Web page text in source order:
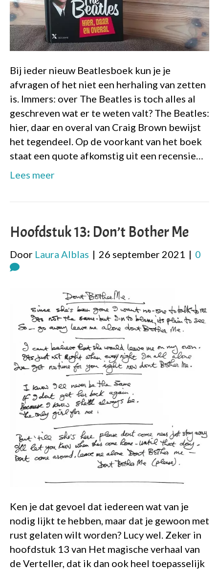
Bij ieder nieuw Beatlesboek kun je je
afvragen of het niet een herhaling van zetten
is. Immers: over The Beatles is toch alles al
geschreven wat er te weten valt? The Beatles:
hier, daar en overal van Craig Brown bewijst
het tegendeel. Op de voorkant van het boek
staat een quote afkomstig uit een recensie…
Lees meer
Hoofdstuk 13: Don’t Bother Me
Door Laura Alblas | 26 september 2021 | 0
Ken je dat gevoel dat iedereen wat van je
nodig lijkt te hebben, maar dat je gewoon met
rust gelaten wilt worden? Lucy wel. Zeker in
hoofdstuk 13 van Het magische verhaal van
de Verteller, dat ik dan ook heel toepasselijk